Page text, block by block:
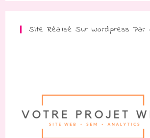
Site Réalisé Sur Wordpress Par :